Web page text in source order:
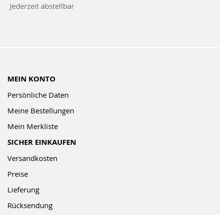
Newsletter:
Jederzeit abstellbar
MEIN KONTO
Persönliche Daten
Meine Bestellungen
Mein Merkliste
SICHER EINKAUFEN
Versandkosten
Preise
Lieferung
Rücksendung